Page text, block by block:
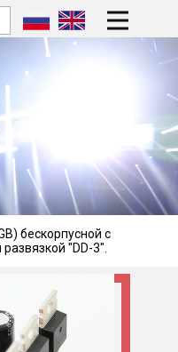
бескорпусной с
"DD-3".